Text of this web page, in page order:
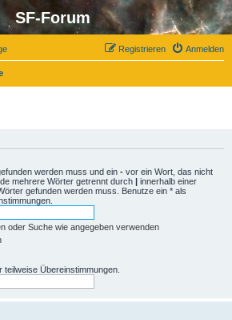
SF-Forum
Anmelden
Registrieren
werden muss und ein - vor ein Wort, das nicht
mehrere Wörter getrennt durch | innerhalb einer
gefunden werden muss. Benutze ein * als
oder Suche wie angegeben verwenden
Übereinstimmungen.